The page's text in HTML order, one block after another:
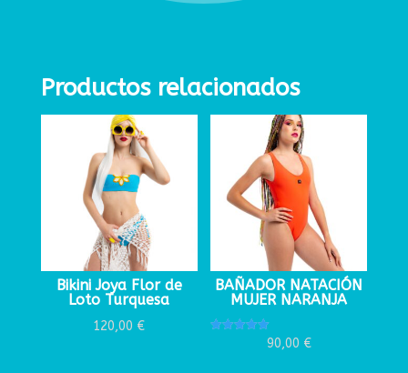
Productos relacionados
Bikini Joya Flor de
Loto Turquesa
120,00 €
BAÑADOR NATACIÓN
MUJER NARANJA
90,00 €